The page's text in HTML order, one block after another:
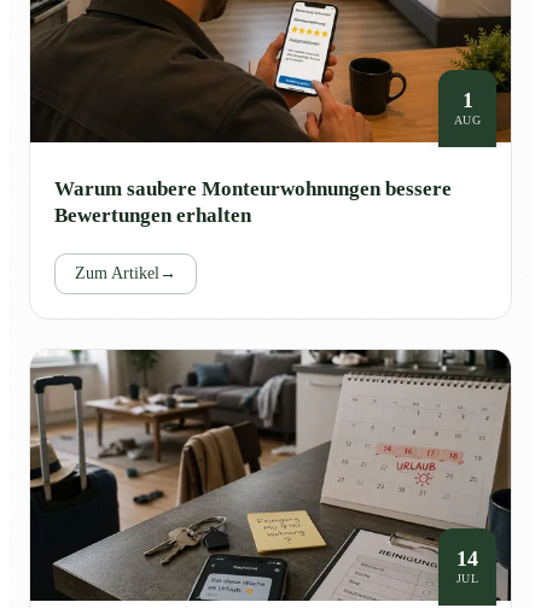
1
AUG
Warum saubere Monteurwohnungen bessere
Bewertungen erhalten
Zum Artikel →
14
JUL